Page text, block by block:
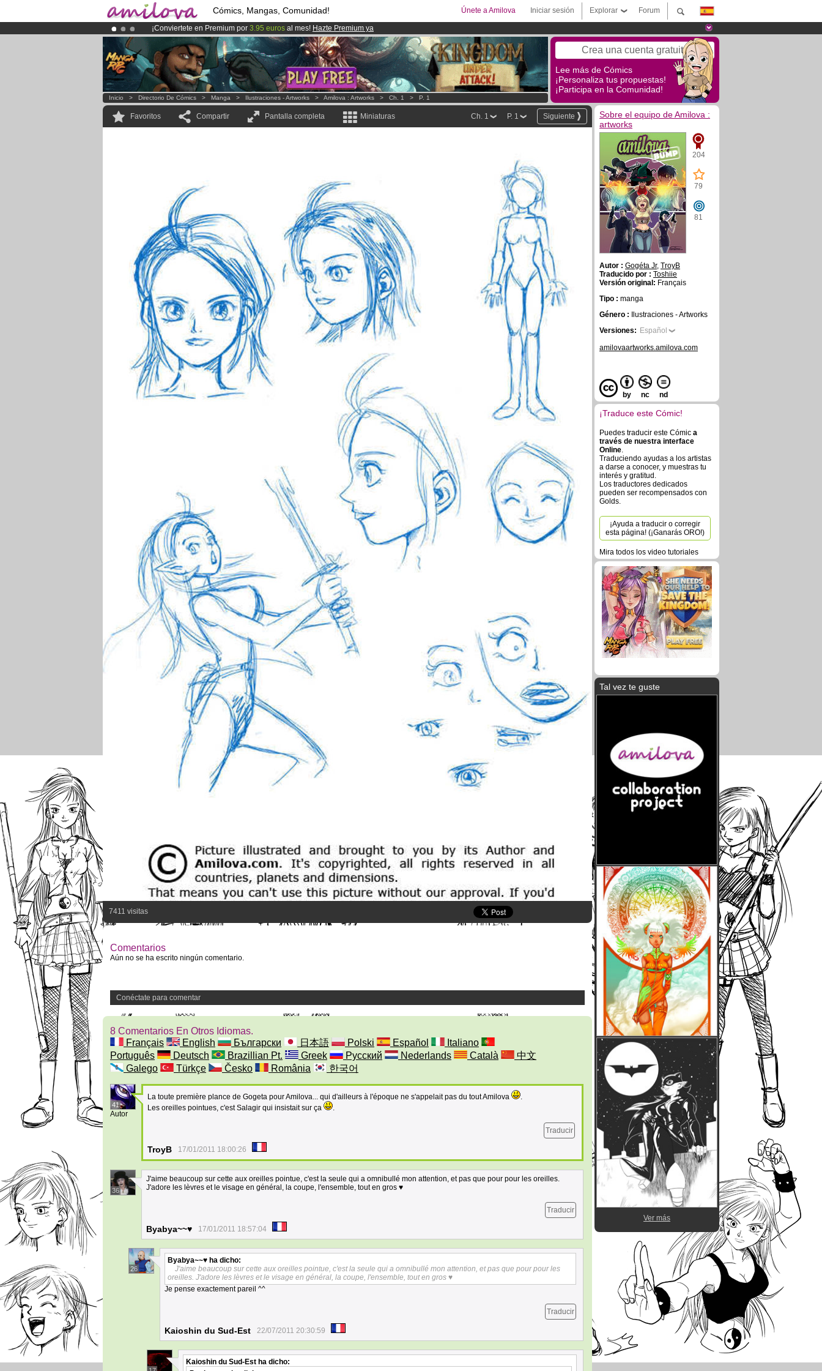
Cómics, Mangas, Comunidad! Forum
Explorar
Iniciar sesión
Únete a Amilova
¡Conviertete en Premium por 3.95 euros al mes! Hazte Premium ya
¡Ya tenemos 134393miembrosy 1208Cómics y Mangas!.
El Kickstarter Amilova está desormado lanzado!. Crea una cuenta gratuita
Lee más de Cómics
¡Personaliza tus propuestas!
¡Participa en la Comunidad!
Inicio > Directorio De Cómics > Manga > Ilustraciones - Artworks > Amilova : Artworks > Ch. 1 > P. 1
Favoritos Compartir Pantalla completa Miniaturas Siguiente
P. 1
Ch. 1
7411 visitas
Comentarios
Aún no se ha escrito ningún comentario.
Conéctate para comentar
8 Comentarios En Otros Idiomas.
Français
English Български 日本語 Polski Español
Italiano
Português
Deutsch Brazillian Pt. Greek Русский Nederlands Català
中文
Galego
Türkçe Česko România 한국어
41
Autor
La toute première plance de Gogeta pour Amilova... qui d'ailleurs à l'époque ne s'appelait pas du tout Amilova
.
Les oreilles pointues, c'est Salagir qui insistait sur ça
.
Traducir
TroyB 17/01/2011 18:00:26
36
J'aime beaucoup sur cette aux oreilles pointue, c'est la seule qui a omnibullé mon attention, et pas que pour pour les oreilles.
J'adore les lèvres et le visage en général, la coupe, l'ensemble, tout en gros ♥
Traducir
Byabya~~♥ 17/01/2011 18:57:04
26
Byabya~~♥ ha dicho:
J'aime beaucoup sur cette aux oreilles pointue, c'est la seule qui a omnibullé mon attention, et pas que pour pour les
oreilles. J'adore les lèvres et le visage en général, la coupe, l'ensemble, tout en gros ♥
Je pense exactement pareil ^^
Traducir
Kaioshin du Sud-Est 22/07/2011 20:30:59
Kaioshin du Sud-Est ha dicho:
Sobre el equipo de Amilova :
artworks
204
79
81
Autor : Gogéta Jr, TroyB
Traducido por : Toshiie
Versión original: Français
Tipo : manga
Género :
Ilustraciones - Artworks
Versiones: Español
amilovaartworks.amilova.com
by nc nd
¡Traduce este Cómic!
Puedes traducir este Cómic a
través de nuestra interface
Online.
Traduciendo ayudas a los artistas
a darse a conocer, y muestras tu
interés y gratitud.
Los traductores dedicados
pueden ser recompensados con
Golds.
¡Ayuda a traducir o corregir
esta página! (¡Ganarás ORO!)
Mira todos los video tutoriales
Tal vez te guste
Ver más